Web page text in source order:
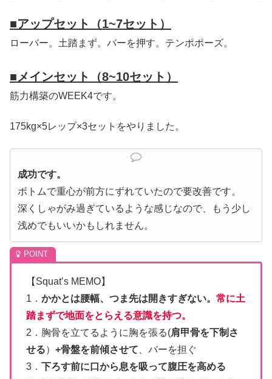
■アップセット（1~7セット）
ローバー。土踏まず。バーを押す。テンポポーズ。
■メインセット（8~10セット）
筋力構築のWEEK4です。
175kg×5レップ×3セットをやりました。
成功です。
ボトムで重心が前方にずれていたので要改善です。
深くしゃがみ過ぎているような感じなので、もう少し
浅めでもいいかもしれません。
【Squat’s MEMO】
1． かかとは腰幅、つま先は開きすぎない。 常に土
踏まずで地面をとらえる意識を持つ。
2．胸骨を立てるように胸を張る(肩甲骨を下制さ
せる） +骨盤を前傾させて、バーを担ぐ
3．
下ろす前に口から息を吸って腹圧を高める